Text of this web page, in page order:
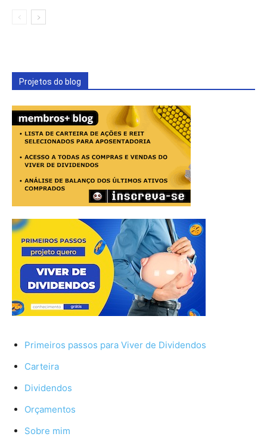
Projetos do blog
Primeiros passos para Viver de Dividendos
Carteira
Dividendos
Orçamentos
Sobre mim